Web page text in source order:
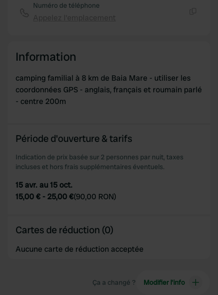
Numéro de téléphone
Information
camping familial à 8 km de Baia Mare - utiliser les
coordonnées GPS - anglais, français et roumain parlé
- centre 200m
Période d'ouverture & tarifs
Indication de prix basée sur 2 personnes par nuit, taxes
incluses et hors frais supplémentaires éventuels.
15 avr. au 15 oct.
15,00 € - 25,00 €(90,00 RON)
Cartes de réduction (0)
Aucune carte de réduction acceptée
Ça a changé ? Modifier l’info